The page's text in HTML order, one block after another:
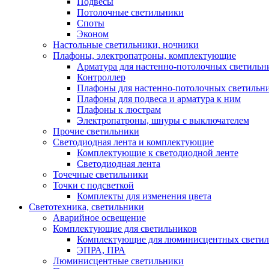
Потолочные светильники
Споты
Эконом
Настольные светильники, ночники
Плафоны, электропатроны, комплектующие
Арматура для настенно-потолочных
Контроллер
Плафоны для настенно-потолочных
Плафоны для подвеса и арматура к ним
Плафоны к люстрам
Электропатроны, шнуры с выключателем
Прочие светильники
Светодиодная лента и комплектующие
Комплектующие к светодиодной ленте
Светодиодная лента
Точечные светильники
Точки с подсветкой
Комплекты для изменения цвета
Светотехника, светильники
Аварийное освещение
Комплектующие для светильников
Комплектующие для люминисцентных
ЭПРА, ПРА
Люминисцентные светильники